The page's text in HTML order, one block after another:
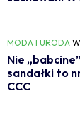
MODA I URODA
Nie
sandałki to
CCC